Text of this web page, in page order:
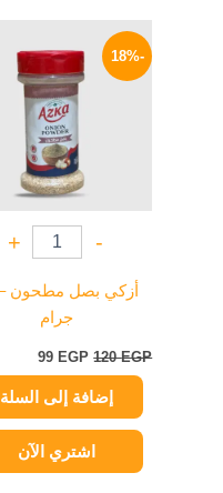
-18%
-
+
جرام
120EGP
الأصلي
هو:
120 EGP.
99 EGP
الحالي
هو:
99 EGP.
إضافة إلى السلة
اشتري الآن